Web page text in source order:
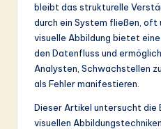
&
o
ft
w
bleibt das strukturelle
durch ein System fließen, oft
visuelle Abbildung bietet
den Datenfluss und
Analysten, Schwachstellen
als Fehler manifestieren.
Dieser Artikel untersucht die
visuellen